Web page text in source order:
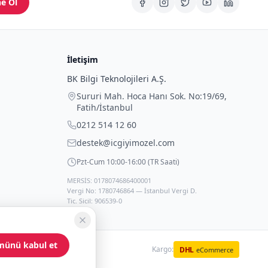
İletişim
BK Bilgi Teknolojileri A.Ş.
Sururi Mah. Hoca Hanı Sok. No:19/69,
Fatih/İstanbul
0212 514 12 60
destek@icgiyimozel.com
Pzt-Cum 10:00-16:00 (TR Saati)
MERSİS: 0178074686400001
Vergi No: 1780746864 — İstanbul Vergi D.
Tic. Sicil: 906539-0
Kargo: DHL eCommerce
kabul et